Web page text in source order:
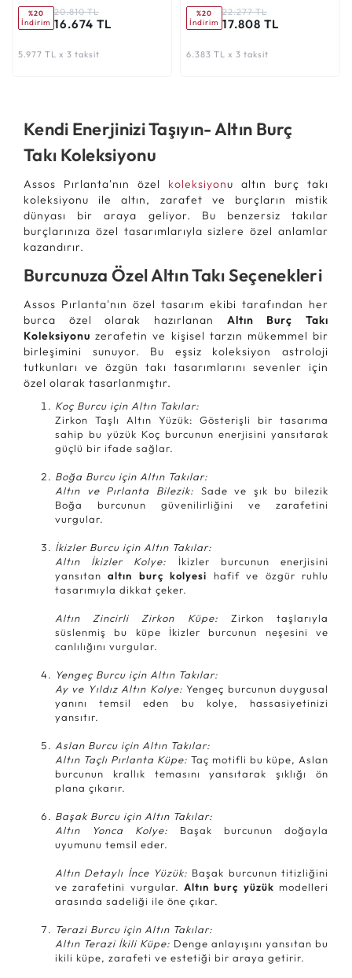
%20
İndirim
20.810 TL
16.674 TL
5.977 TL x 3 taksit
%20
İndirim
22.277 TL
17.808 TL
6.383 TL x 3 taksit
Kendi Enerjinizi Taşıyın- Altın Burç
Takı Koleksiyonu
Assos Pırlanta'nın özel koleksiyonu altın burç takı
koleksiyonu ile altın, zarafet ve burçların mistik
dünyası bir araya geliyor. Bu benzersiz takılar
burçlarınıza özel tasarımlarıyla sizlere özel anlamlar
kazandırır.
Burcunuza Özel Altın Takı Seçenekleri
Assos Pırlanta'nın özel tasarım ekibi tarafından her
burca özel olarak hazırlanan Altın Burç Takı
Koleksiyonu zerafetin ve kişisel tarzın mükemmel bir
birleşimini sunuyor. Bu eşsiz koleksiyon astroloji
tutkunları ve özgün takı tasarımlarını sevenler için
özel olarak tasarlanmıştır.
Koç Burcu için Altın Takılar:
Zirkon Taşlı Altın Yüzük: Gösterişli bir tasarıma
sahip bu yüzük Koç burcunun enerjisini yansıtarak
güçlü bir ifade sağlar.
Boğa Burcu için Altın Takılar:
Altın ve Pırlanta Bilezik: Sade ve şık bu bilezik
Boğa burcunun güvenilirliğini ve zarafetini
vurgular.
İkizler Burcu için Altın Takılar:
Altın İkizler Kolye: İkizler burcunun enerjisini
yansıtanaltın burç kolyesi hafif ve özgür ruhlu
tasarımıyla dikkat çeker.
Altın Zincirli Zirkon Küpe: Zirkon taşlarıyla
süslenmiş bu küpe İkizler burcunun neşesini ve
canlılığını vurgular.
Yengeç Burcu için Altın Takılar:
Ay ve Yıldız Altın Kolye: Yengeç burcunun duygusal
yanını temsil eden bu kolye, hassasiyetinizi
yansıtır.
Aslan Burcu için Altın Takılar:
Altın Taçlı Pırlanta Küpe: Taç motifli bu küpe, Aslan
burcunun krallık temasını yansıtarak şıklığı ön
plana çıkarır.
Başak Burcu için Altın Takılar:
Altın Yonca Kolye: Başak burcunun doğayla
uyumunu temsil eder.
Altın Detaylı İnce Yüzük: Başak burcunun titizliğini
ve zarafetini vurgular. Altın burç yüzük modelleri
arasında sadeliği ile öne çıkar.
Terazi Burcu için Altın Takılar:
Altın Terazi İkili Küpe: Denge anlayışını yansıtan bu
ikili küpe, zarafeti ve estetiği bir araya getirir.